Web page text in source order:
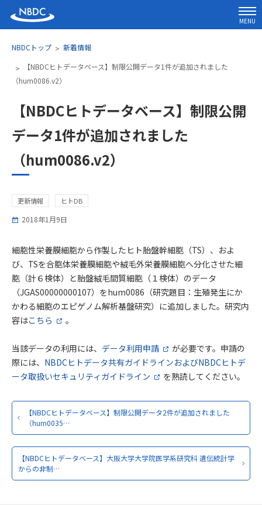
MENU
NBDCトップ
新着情報
【NBDCヒトデータベース】制限公開データ1件が追加されました
（hum0086.v2）
【NBDCヒトデータベース】制限公開
データ1件が追加されました
（hum0086.v2）
更新情報 ヒトDB
2018年1月9日
細胞性栄養膜細胞から作製したヒト胎盤幹細胞（TS）、およ
び、TSを合胞体栄養膜細胞や絨毛外栄養膜細胞へ分化させた細
胞（計６検体）と胎盤絨毛間質細胞（１検体）のデータ
（JGAS00000000107）をhum0086（研究題目：生殖発生にか
かわる細胞のエピゲノム解析基盤研究）に追加しました。研究内
容はこちら 。
当該データの利用には、 データ利用申請
が必要です。申請の
際には、 NBDCヒトデータ共有ガイドラインおよびNBDCヒトデ
ータ取扱いセキュリティガイドライン
を熟読してください。
【NBDCヒトデータベース】制限公開データ2件が追加されました
（hum0035…
【NBDCヒトデータベース】大阪大学大学院医学系研究科 遺伝統計学
からの非制…